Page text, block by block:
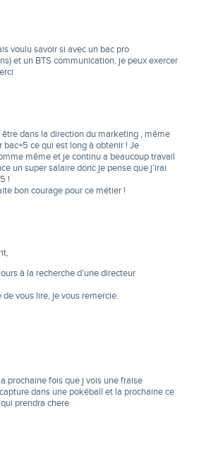
voulu savoir si avec un bac pro
et un BTS communication, je peux exercer
dans la direction du marketing , même
bac+5 ce qui est long à obtenir ! Je
même et je continu a beaucoup travail
un super salaire donc je pense que j'irai
!
bon courage pour ce métier !
à la recherche d’une directeur
de vous lire, je vous remercie.
prochaine fois que j vois une fraise
dans une pokéball et la prochaine ce
prendra chere